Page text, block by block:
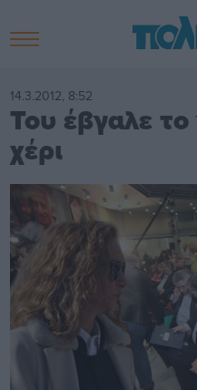
14.3.2012, 8:52
Του έβγαλε το
χέρι